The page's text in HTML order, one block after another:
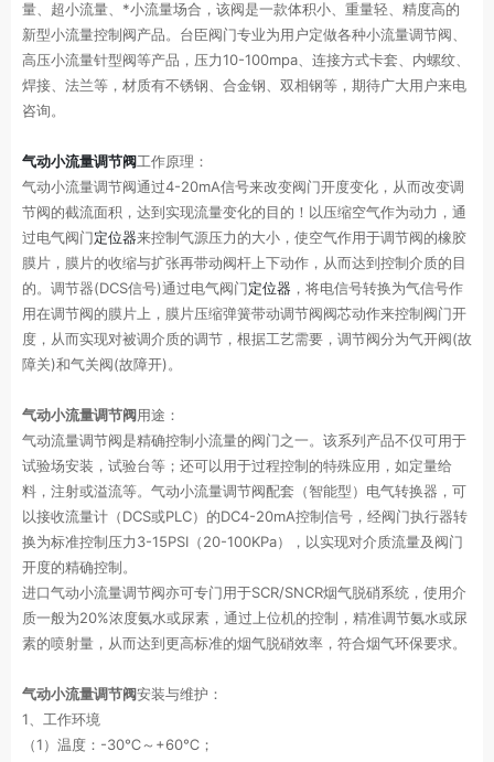
量、超小流量、*小流量场合，该阀是一款体积小、重量轻、精度高的
新型小流量控制阀产品。台臣阀门专业为用户定做各种小流量调节阀、
高压小流量针型阀等产品，压力10-100mpa、连接方式卡套、内螺纹、
焊接、法兰等，材质有不锈钢、合金钢、双相钢等，期待广大用户来电
咨询。
气动小流量调节阀工作原理：
气动小流量调节阀通过4-20mA信号来改变阀门开度变化，从而改变调
节阀的截流面积，达到实现流量变化的目的！以压缩空气作为动力，通
过电气阀门定位器来控制气源压力的大小，使空气作用于调节阀的橡胶
膜片，膜片的收缩与扩张再带动阀杆上下动作，从而达到控制介质的目
的。调节器(DCS信号)通过电气阀门定位器 ，将电信号转换为气信号作
用在调节阀的膜片上，膜片压缩弹簧带动调节阀阀芯动作来控制阀门开
度，从而实现对被调介质的调节，根据工艺需要，调节阀分为气开阀(故
障关)和气关阀(故障开)。
气动小流量调节阀用途：
气动流量调节阀是精确控制小流量的阀门之一。该系列产品不仅可用于
试验场安装，试验台等；还可以用于过程控制的特殊应用，如定量给
料，注射或溢流等。气动小流量调节阀配套（智能型）电气转换器，可
以接收流量计（DCS或PLC）的DC4-20mA控制信号，经阀门执行器转
换为标准控制压力3-15PSI（20-100KPa），以实现对介质流量及阀门
开度的精确控制。
进口气动小流量调节阀亦可专门用于SCR/SNCR烟气脱硝系统，使用介
质一般为20%浓度氨水或尿素，通过上位机的控制，精准调节氨水或尿
素的喷射量，从而达到更高标准的烟气脱硝效率，符合烟气环保要求。
气动小流量调节阀安装与维护：
1、工作环境
（1）温度：-30℃～+60℃；